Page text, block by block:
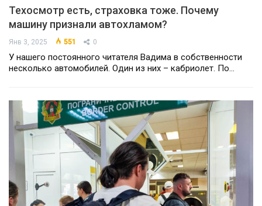
Техосмотр есть, страховка тоже. Почему
машину признали автохламом?
Янв 3, 2025 551 0
У нашего постоянного читателя Вадима в собственности
несколько автомобилей. Один из них – кабриолет. По…